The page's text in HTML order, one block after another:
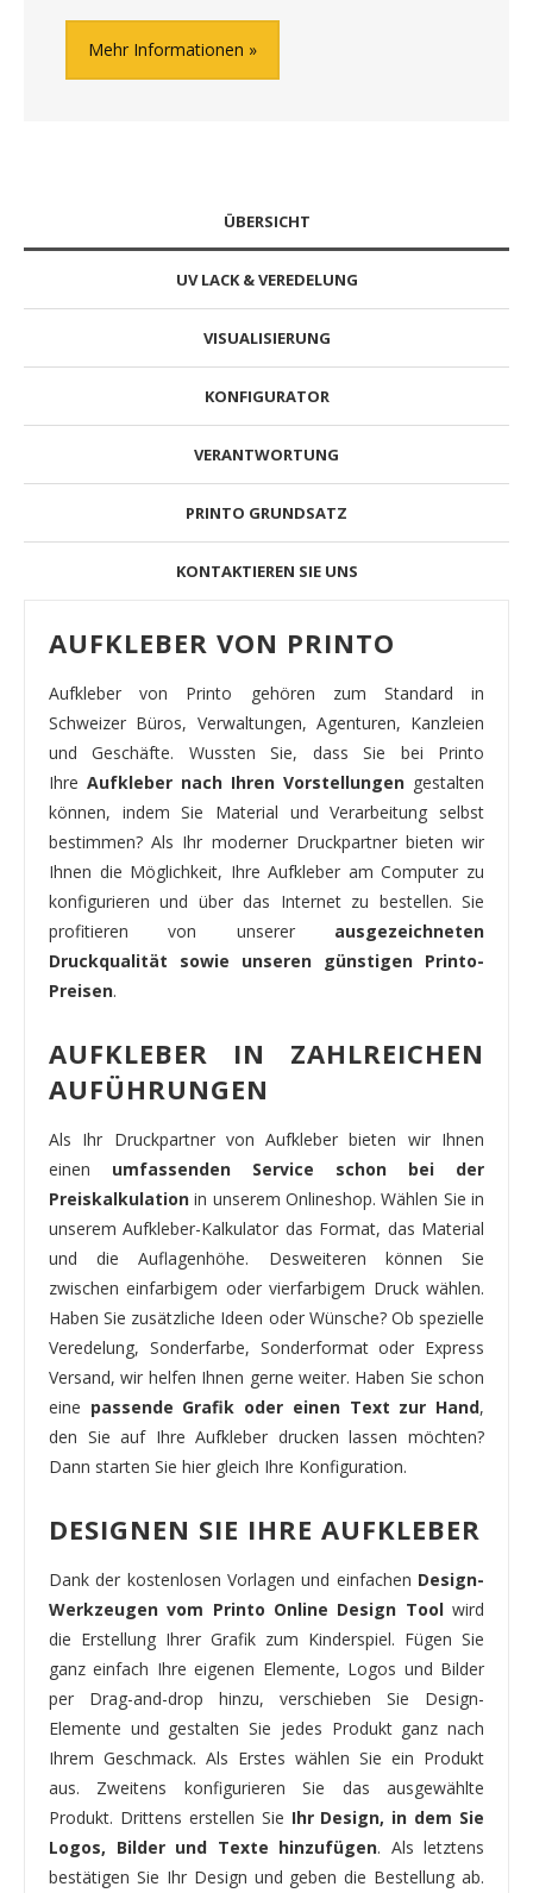
Mehr Informationen
ÜBERSICHT
UV LACK & VEREDELUNG
VISUALISIERUNG
KONFIGURATOR
VERANTWORTUNG
PRINTO GRUNDSATZ
KONTAKTIEREN SIE UNS
AUFKLEBER VON PRINTO
Aufkleber von Printo gehören zum Standard in
Schweizer Büros, Verwaltungen, Agenturen, Kanzleien
und Geschäfte. Wussten Sie, dass Sie bei Printo
Ihre Aufkleber nach Ihren Vorstellungen gestalten
können, indem Sie Material und Verarbeitung selbst
bestimmen? Als Ihr moderner Druckpartner bieten wir
Ihnen die Möglichkeit, Ihre Aufkleber am Computer zu
konfigurieren und über das Internet zu bestellen. Sie
profitieren von unserer ausgezeichneten
Druckqualität sowie unseren günstigen Printo-
Preisen.
AUFKLEBER IN ZAHLREICHEN
AUFÜHRUNGEN
Als Ihr Druckpartner von Aufkleber bieten wir Ihnen
einen umfassenden Service schon bei der
Preiskalkulation in unserem Onlineshop. Wählen Sie in
unserem Aufkleber-Kalkulator das Format, das Material
und die Auflagenhöhe. Desweiteren können Sie
zwischen einfarbigem oder vierfarbigem Druck wählen.
Haben Sie zusätzliche Ideen oder Wünsche? Ob spezielle
Veredelung, Sonderfarbe, Sonderformat oder Express
Versand, wir helfen Ihnen gerne weiter. Haben Sie schon
eine passende Grafik oder einen Text zur Hand,
den Sie auf Ihre Aufkleber drucken lassen möchten?
Dann starten Sie hier gleich Ihre Konfiguration.
DESIGNEN SIE IHRE AUFKLEBER
Dank der kostenlosen Vorlagen und einfachen Design-
Werkzeugen vom Printo Online Design Toolwird
die Erstellung Ihrer Grafik zum Kinderspiel. Fügen Sie
ganz einfach Ihre eigenen Elemente, Logos und Bilder
per Drag-and-drop hinzu, verschieben Sie Design-
Elemente und gestalten Sie jedes Produkt ganz nach
Ihrem Geschmack. Als Erstes wählen Sie ein Produkt
aus. Zweitens konfigurieren Sie das ausgewählte
Produkt. Drittens erstellen Sie Ihr Design, in dem Sie
Logos, Bilder und Texte hinzufügen. Als letztens
bestätigen Sie Ihr Design und geben die Bestellung ab.